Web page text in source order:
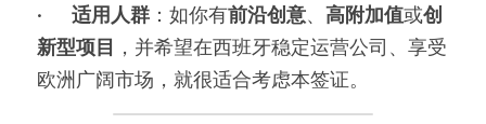
适用人群 ：如你有前沿创意、 高附加值或创
新型项目
，并希望在西班牙稳定运营公司、享受
欧洲广阔市场，就很适合考虑本签证。